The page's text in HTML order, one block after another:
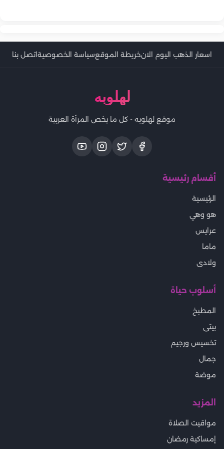
اسعار الذهب اليوم الانخريطة الموقعسياسة الخصوصيةاتصل بنا
لهلوبه
موقع لهلوبه - كل ما يخص المرأة العربية
أقسام رئيسية
الرئيسية
هو وهي
عرايس
ماما
ولادى
أسلوب حياة
المطبخ
بيتى
تخسيس ورجيم
جمال
موضة
المزيد
مواقيت الصلاة
إمساكية رمضان